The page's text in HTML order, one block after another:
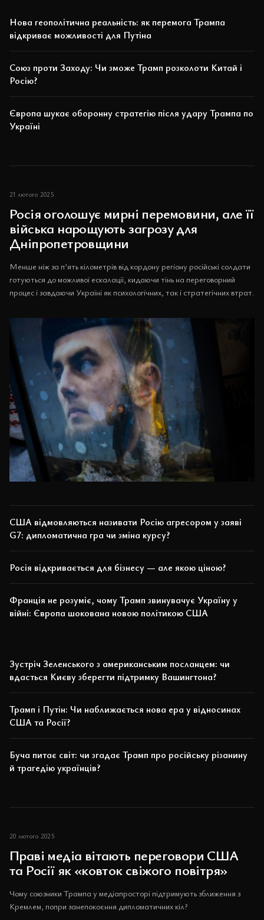
Нова геополітична реальність: як перемога Трампа
відкриває можливості для Путіна
Союз проти Заходу: Чи зможе Трамп розколоти Китай і
Росію?
Європа шукає оборонну стратегію після удару Трампа по
Україні
21 лютого 2025
Росія оголошує мирні перемовини, але її
війська нарощують загрозу для
Дніпропетровщини
Менше ніж за п’ять кілометрів від кордону регіону російські солдати
готуються до можливої ескалації, кидаючи тінь на переговорний
процес і завдаючи Україні як психологічних, так і стратегічних втрат.
США відмовляються називати Росію агресором у заяві
G7: дипломатична гра чи зміна курсу?
Росія відкривається для бізнесу — але якою ціною?
Франція не розуміє, чому Трамп звинувачує Україну у
війні: Європа шокована новою політикою США
Зустріч Зеленського з американським посланцем: чи
вдасться Києву зберегти підтримку Вашингтона?
Трамп і Путін: Чи наближається нова ера у відносинах
США та Росії?
Буча питає світ: чи згадає Трамп про російську різанину
й трагедію українців?
20 лютого 2025
Праві медіа вітають переговори США
та Росії як «ковток свіжого повітря»
Чому союзники Трампа у медіапросторі підтримують зближення з
Кремлем, попри занепокоєння дипломатичних кіл?